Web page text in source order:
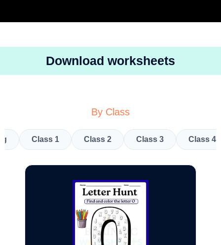
Download worksheets
By Class
Class 1 Class 2 Class 3 Class 4